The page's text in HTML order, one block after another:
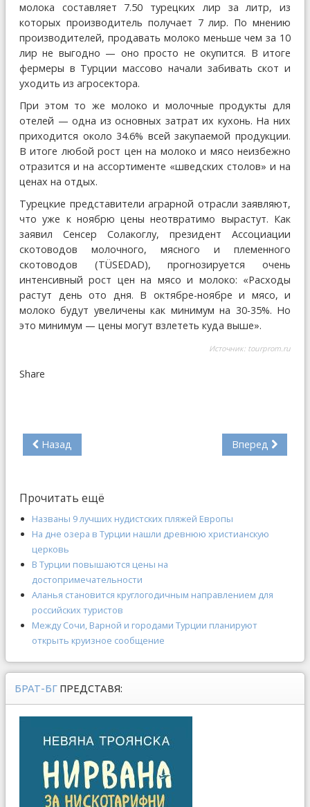
молока составляет 7.50 турецких лир за литр, из
которых производитель получает 7 лир. По мнению
производителей, продавать молоко меньше чем за 10
лир не выгодно — оно просто не окупится. В итоге
фермеры в Турции массово начали забивать скот и
уходить из агросектора.
При этом то же молоко и молочные продукты для
отелей — одна из основных затрат их кухонь. На них
приходится около 34.6% всей закупаемой продукции.
В итоге любой рост цен на молоко и мясо неизбежно
отразится и на ассортименте «шведских столов» и на
ценах на отдых.
Турецкие представители аграрной отрасли заявляют,
что уже к ноябрю цены неотвратимо вырастут. Как
заявил Сенсер Солакоглу, президент Ассоциации
скотоводов молочного, мясного и племенного
скотоводов (TÜSEDAD), прогнозируется очень
интенсивный рост цен на мясо и молоко: «Расходы
растут день ото дня. В октябре-ноябре и мясо, и
молоко будут увеличены как минимум на 30-35%. Но
это минимум — цены могут взлететь куда выше».
Источник: tourprom.ru
Share
Назад Вперед
Прочитать ещё
Названы 9 лучших нудистских пляжей Европы
На дне озера в Турции нашли древнюю христианскую
церковь
В Турции повышаются цены на
достопримечательности
Аланья становится круглогодичным направлением для
российских туристов
Между Сочи, Варной и городами Турции планируют
открыть круизное сообщение
БРАТ-БГ ПРЕДСТАВЯ: